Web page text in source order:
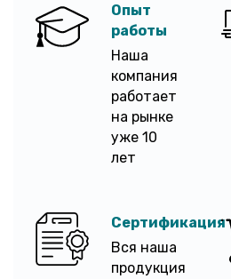
Опыт
работы
Наша
компания
работает
на рынке
уже 10
лет
Сертификация
Вся наша
продукция